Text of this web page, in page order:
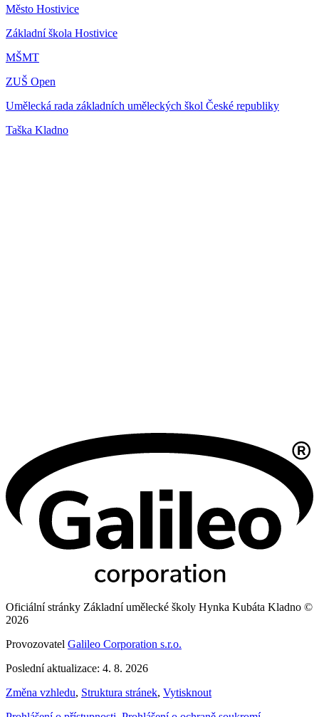
Město Hostivice
Základní škola Hostivice
MŠMT
ZUŠ Open
Umělecká rada základních uměleckých škol České republiky
Taška Kladno
Oficiální stránky Základní umělecké školy Hynka Kubáta Kladno ©
2026
Provozovatel Galileo Corporation s.r.o.
Poslední aktualizace: 4. 8. 2026
Změna vzhledu, Struktura stránek, Vytisknout